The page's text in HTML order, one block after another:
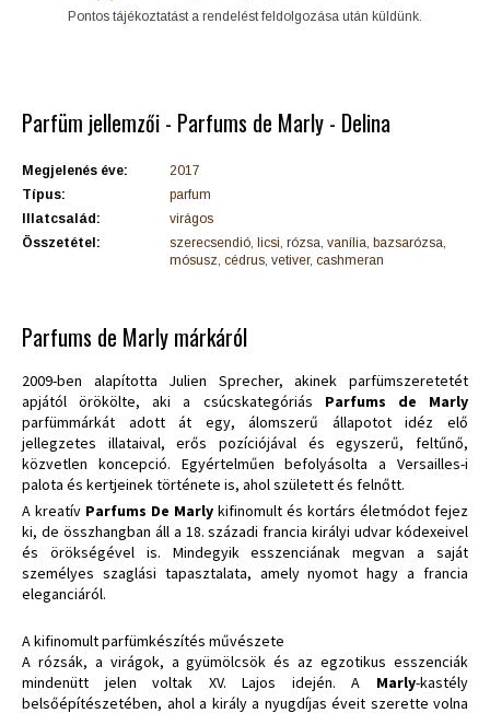
Pontos tájékoztatást a rendelést feldolgozása után küldünk.
Parfüm jellemzői - Parfums de Marly - Delina
Megjelenés éve:
2017
Típus:
parfum
Illatcsalád:
virágos
Összetétel:
szerecsendió, licsi, rózsa, vanília, bazsarózsa,
mósusz, cédrus, vetiver, cashmeran
Parfums de Marly márkáról
2009-ben alapította Julien Sprecher, akinek parfümszeretetét
apjától örökölte, aki a csúcskategóriás Parfums de Marly
parfümmárkát adott át egy, álomszerű állapotot idéz elő
jellegzetes illataival, erős pozíciójával és egyszerű, feltűnő,
közvetlen koncepció. Egyértelműen befolyásolta a Versailles-i
palota és kertjeinek története is, ahol született és felnőtt.
A kreatív Parfums De Marly kifinomult és kortárs életmódot fejez
ki, de összhangban áll a 18. századi francia királyi udvar kódexeivel
és örökségével is. Mindegyik esszenciának megvan a saját
személyes szaglási tapasztalata, amely nyomot hagy a francia
eleganciáról.
A kifinomult parfümkészítés művészete
A rózsák, a virágok, a gyümölcsök és az egzotikus esszenciák
mindenütt jelen voltak XV. Lajos idején. A Marly-kastély
belsőépítészetében, ahol a király a nyugdíjas éveit szerette volna